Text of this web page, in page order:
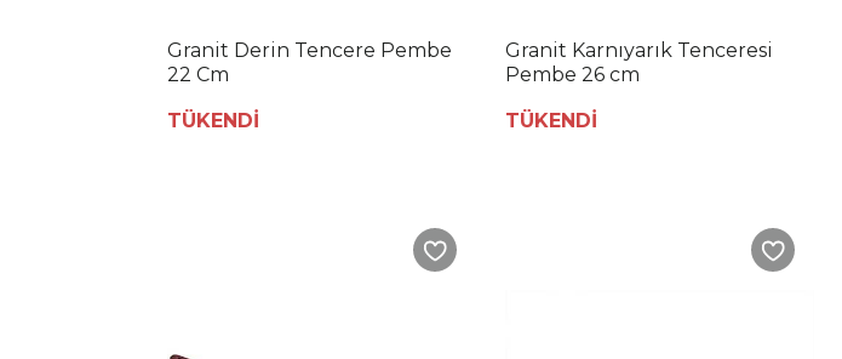
Granit Derin Tencere Pembe
22 Cm
TÜKENDİ
Granit Karnıyarık Tenceresi
Pembe 26 cm
TÜKENDİ